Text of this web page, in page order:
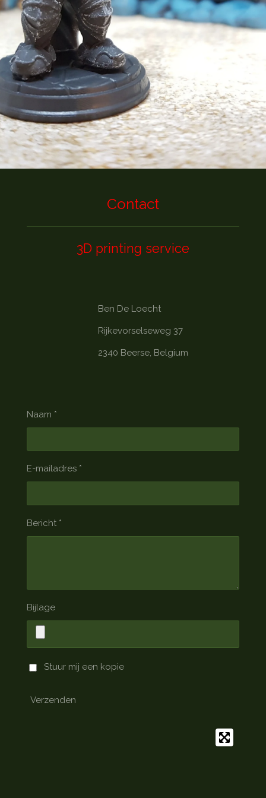
Contact
3D printing service
Ben De Loecht
Rijkevorselseweg 37
2340 Beerse, Belgium
Naam *
E-mailadres *
Bericht *
Bijlage
Stuur mij een kopie
Verzenden